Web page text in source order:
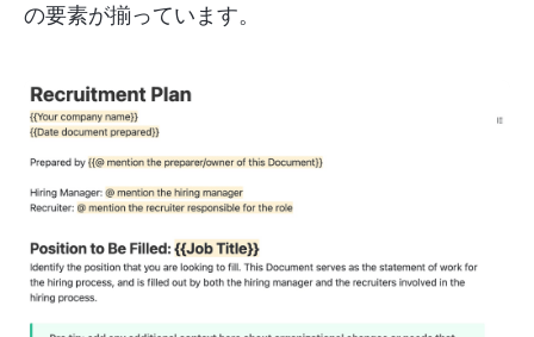
の要素が揃っています。